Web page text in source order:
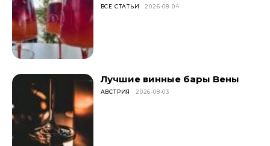
ВСЕ СТАТЬИ 2026-08-04
Лучшие винные бары Вены
АВСТРИЯ 2026-08-03